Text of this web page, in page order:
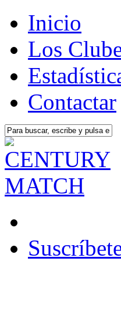
Inicio
Los
Contactar